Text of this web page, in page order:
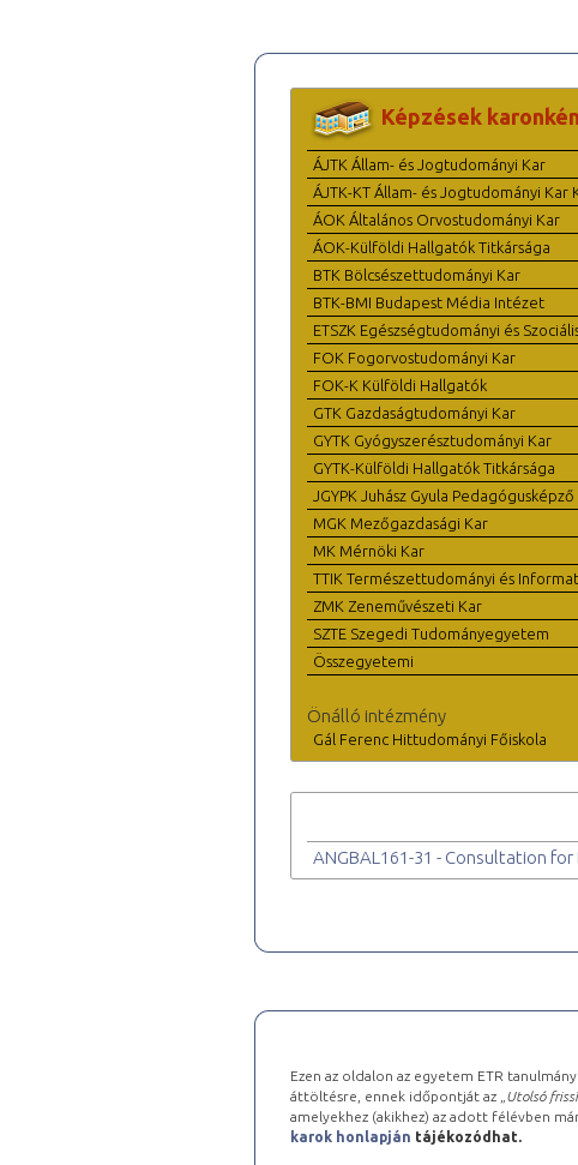
Képzések
ÁJTK Állam- és Jogtudományi Kar
ÁJTK-KT Állam- és Jogtudományi Kar
ÁOK Általános Orvostudományi Kar
ÁOK-Külföldi Hallgatók Titkársága
BTK Bölcsészettudományi Kar
BTK-BMI Budapest Média Intézet
ETSZK Egészségtudományi és
FOK Fogorvostudományi Kar
FOK-K Külföldi Hallgatók
GTK Gazdaságtudományi Kar
GYTK Gyógyszerésztudományi Kar
GYTK-Külföldi Hallgatók Titkársága
JGYPK Juhász Gyula
MGK Mezőgazdasági Kar
MK Mérnöki Kar
TTIK Természettudományi és
ZMK Zeneművészeti Kar
SZTE Szegedi Tudományegyetem
Összegyetemi
Önálló intézmény
Gál Ferenc Hittudományi Főiskola
ANGBAL161-31 - Consultation for
Ezen az oldalon az egyetem ETR
áttöltésre, ennek időpontját az „ Utolsó
amelyekhez (akikhez) az adott félévben
karok honlapján tájékozódhat.